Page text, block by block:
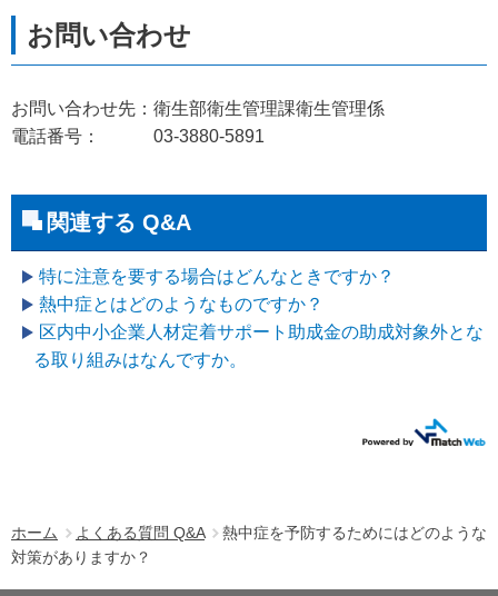
ホーム よくある質問 Q&A
熱中症を予防するためにはどのような
対策がありますか？
お問い合わせ先：衛生部衛生管理課衛生管理係
電話番号： 03-3880-5891
関連する Q&A
特に注意を要する場合はどんなときですか？
熱中症とはどのようなものですか？
区内中小企業人材定着サポート助成金の助成対象外とな
る取り組みはなんですか。